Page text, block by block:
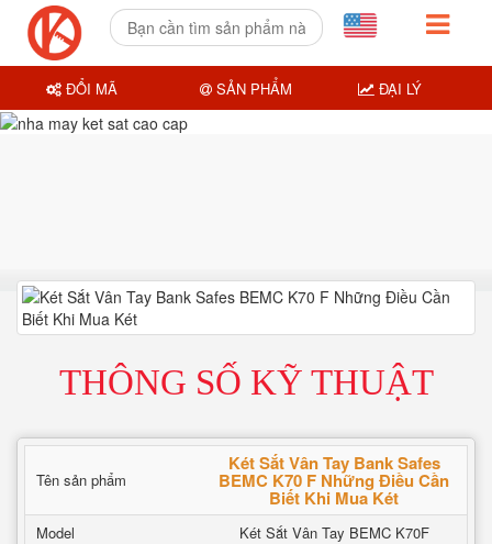
THÔNG SỐ KỸ THUẬT
Tên sản phẩm
Két Sắt Vân Tay Bank Safes
BEMC K70 F Những Điều Cần
Biết Khi Mua Két
Model
Két Sắt Vân Tay BEMC K70F
ĐỔI MÃ SẢN PHẨM ĐẠI LÝ